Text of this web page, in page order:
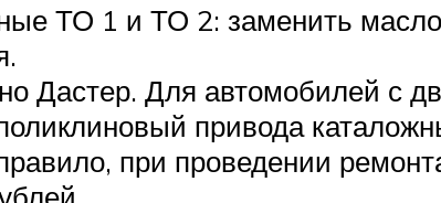
ТО 1 и ТО 2: заменить
Дастер. Для автомобилей с
привода
при проведении